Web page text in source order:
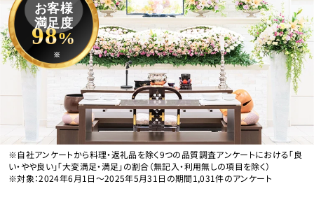
お客様
満足度
98%
※
※自社アンケートから料理・返礼品を除く9つの品質調査アンケートにおける「良
い・やや良い」「大変満足・満足」の割合（無記入・利用無しの項目を除く）
※対象：2024年6月1日〜2025年5月31日の期間1,031件のアンケート